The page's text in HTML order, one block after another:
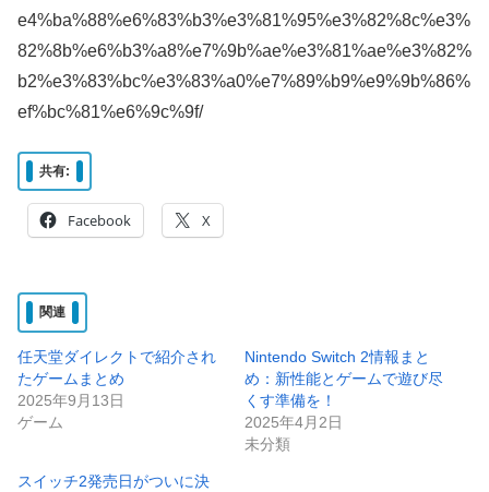
e4%ba%88%e6%83%b3%e3%81%95%e3%82%8c%e3%
82%8b%e6%b3%a8%e7%9b%ae%e3%81%ae%e3%82%
b2%e3%83%bc%e3%83%a0%e7%89%b9%e9%9b%86%
ef%bc%81%e6%9c%9f/
共有:
Facebook X
関連
任天堂ダイレクトで紹介され
たゲームまとめ
2025年9月13日
ゲーム
Nintendo Switch 2情報まと
め：新性能とゲームで遊び尽
くす準備を！
2025年4月2日
未分類
スイッチ2発売日がついに決